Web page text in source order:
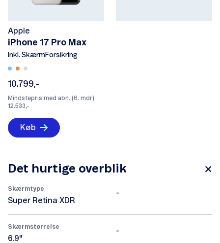
Apple
iPhone 17 Pro Max
Inkl. SkærmForsikring
10.799,-
Mindstepris med abn. (6. mdr):
12.533,-
Køb
Det hurtige overblik
Skærmtype
Super Retina XDR
-
Skærmstørrelse
6.9"
-